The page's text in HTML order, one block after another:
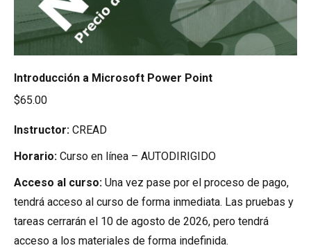
Introducción a Microsoft Power Point
$65.00
Instructor: CREAD
Horario: Curso en línea – AUTODIRIGIDO
Acceso al curso: Una vez pase por el proceso de pago,
tendrá acceso al curso de forma inmediata. Las pruebas y
tareas cerrarán el 10 de agosto de 2026, pero tendrá
acceso a los materiales de forma indefinida.